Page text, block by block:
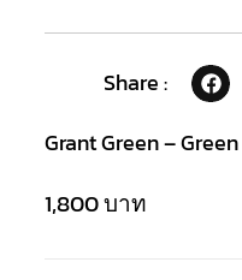
Share :
Grant Green –
1,800บาท